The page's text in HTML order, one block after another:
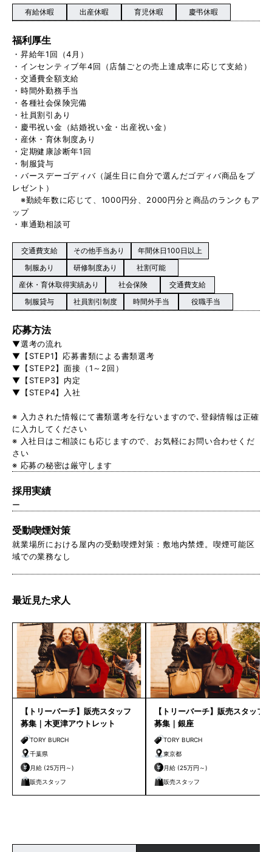
有給休暇 出産休暇 育児休暇 慶弔休暇
福利厚生
・昇給年1回（4月）
・インセンティブ年4回（店舗ごとの売上達成率に応じて支給）
・交通費全額支給
・時間外勤務手当
・各種社会保険完備
・社員割引あり
・慶弔祝い金（結婚祝い金・出産祝い金）
・産休・育休制度あり
・定期健康診断年1回
・制服貸与
・バースデーゴディバ（誕生日に自分で選んだゴディバ商品をプ
レゼント）
※勤続年数に応じて、1000円分、2000円分と商品のランクもア
ップ
・車通勤相談可
交通費支給 その他手当あり
年間休日100日以上
制服あり
研修制度あり
社割可能
産休・育休取得実績あり
社会保険
交通費支給
制服貸与
社員割引制度 時間外手当 役職手当
応募方法
▼選考の流れ
▼【STEP1】応募書類による書類選考
▼【STEP2】面接（1～2回）
▼【STEP3】内定
▼【STEP4】入社
※ 入力された情報にて書類選考を行ないますので､登録情報は正確
に入力してください
※ 入社日はご相談にも応じますので、お気軽にお問い合わせくだ
さい
※ 応募の秘密は厳守します
採用実績
ー
受動喫煙対策
就業場所における屋内の受動喫煙対策：敷地内禁煙。喫煙可能区
域での業務なし
最近見た求人
【トリーバーチ】販売スタッフ
募集｜木更津アウトレット
TORY BURCH
千葉県
月給 (25万円～)
販売スタッフ
【トリーバーチ】販売スタッフ
募集｜銀座
TORY BURCH
東京都
月給 (25万円～)
販売スタッフ